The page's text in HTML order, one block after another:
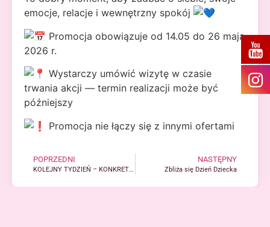
emocje, relacje i wewnętrzny spokój
Promocja obowiązuje od 14.05 do 26 maja
2026 r.
Wystarczy umówić wizytę w czasie
trwania akcji — termin realizacji może być
późniejszy
Promocja nie łączy się z innymi ofertami
POPRZEDNI
KOLEJNY TYDZIEŃ – KONKRETNA POMOC, REALNA ZMIANA
NASTĘPNY
Zbliża się Dzień Dziecka